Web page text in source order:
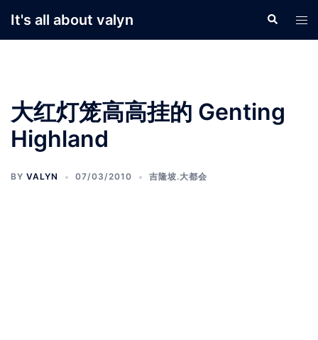
It's all about valyn Search
大红灯笼高高挂的 Genting
Highland
BY VALYN 07/03/2010 吉隆坡.大都会